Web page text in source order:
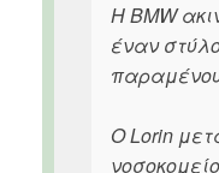
Η BMW
έναν
Ο Lorin